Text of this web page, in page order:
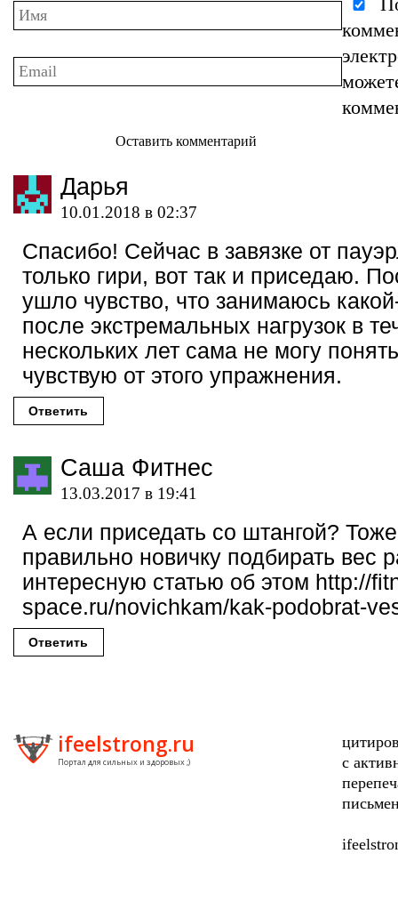
Оставить комментарий
Дарья
10.01.2018 в 02:37
Спасибо! Сейчас в завязке от
только гири, вот так и приседаю.
ушло чувство, что занимаюсь
после экстремальных нагрузок в
нескольких лет сама не могу
чувствую от этого упражнения.
Ответить
Саша Фитнес
13.03.2017 в 19:41
А если приседать со штангой?
правильно новичку подбирать вес
интересную статью об этом http://
space.ru/novichkam/kak-podobrat-
Ответить
ifeelstrong.ru
Портал для сильных и здоровых ;)
с